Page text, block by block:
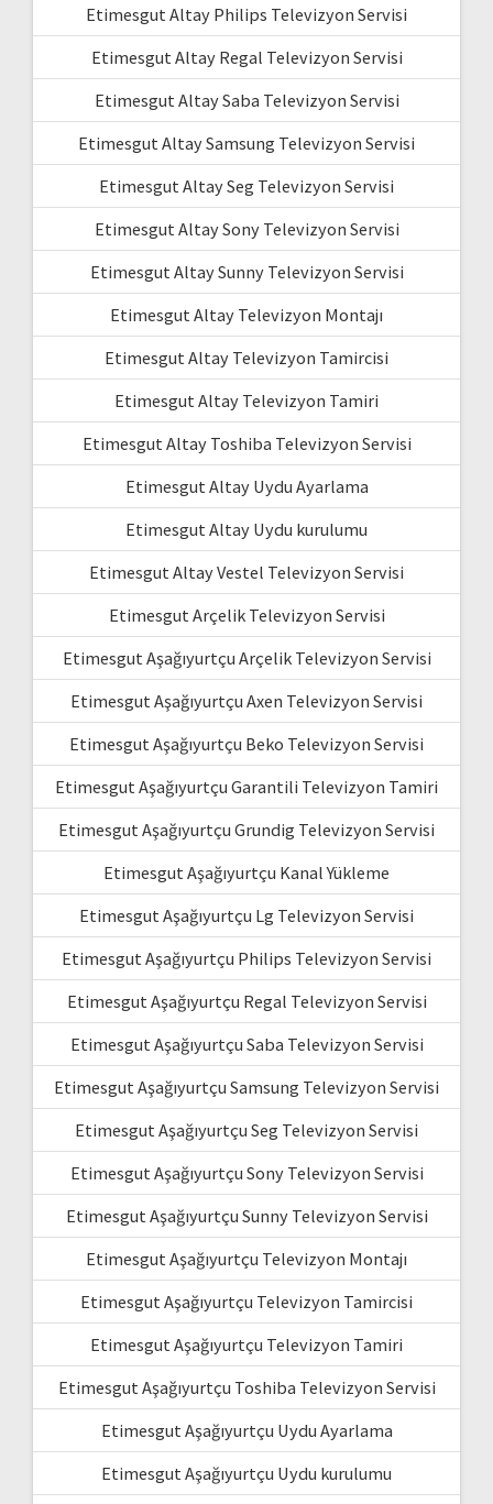
Etimesgut Altay Philips Televizyon Servisi
Etimesgut Altay Regal Televizyon Servisi
Etimesgut Altay Saba Televizyon Servisi
Etimesgut Altay Samsung Televizyon Servisi
Etimesgut Altay Seg Televizyon Servisi
Etimesgut Altay Sony Televizyon Servisi
Etimesgut Altay Sunny Televizyon Servisi
Etimesgut Altay Televizyon Montajı
Etimesgut Altay Televizyon Tamircisi
Etimesgut Altay Televizyon Tamiri
Etimesgut Altay Toshiba Televizyon Servisi
Etimesgut Altay Uydu Ayarlama
Etimesgut Altay Uydu kurulumu
Etimesgut Altay Vestel Televizyon Servisi
Etimesgut Arçelik Televizyon Servisi
Etimesgut Aşağıyurtçu Arçelik Televizyon Servisi
Etimesgut Aşağıyurtçu Axen Televizyon Servisi
Etimesgut Aşağıyurtçu Beko Televizyon Servisi
Etimesgut Aşağıyurtçu Garantili Televizyon Tamiri
Etimesgut Aşağıyurtçu Grundig Televizyon Servisi
Etimesgut Aşağıyurtçu Kanal Yükleme
Etimesgut Aşağıyurtçu Lg Televizyon Servisi
Etimesgut Aşağıyurtçu Philips Televizyon Servisi
Etimesgut Aşağıyurtçu Regal Televizyon Servisi
Etimesgut Aşağıyurtçu Saba Televizyon Servisi
Etimesgut Aşağıyurtçu Samsung Televizyon Servisi
Etimesgut Aşağıyurtçu Seg Televizyon Servisi
Etimesgut Aşağıyurtçu Sony Televizyon Servisi
Etimesgut Aşağıyurtçu Sunny Televizyon Servisi
Etimesgut Aşağıyurtçu Televizyon Montajı
Etimesgut Aşağıyurtçu Televizyon Tamircisi
Etimesgut Aşağıyurtçu Televizyon Tamiri
Etimesgut Aşağıyurtçu Toshiba Televizyon Servisi
Etimesgut Aşağıyurtçu Uydu Ayarlama
Etimesgut Aşağıyurtçu Uydu kurulumu